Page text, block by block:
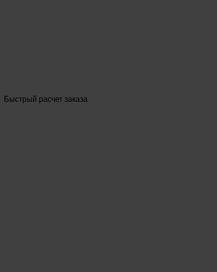
Быстрый расчет заказа